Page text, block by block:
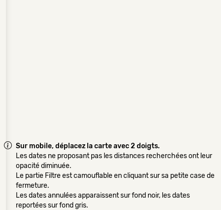
Sur mobile, déplacez la carte avec 2 doigts.
Les dates ne proposant pas les distances recherchées ont leur
opacité diminuée.
Le partie Filtre est camouflable en cliquant sur sa petite case de
fermeture.
Les dates annulées apparaissent sur fond noir, les dates
reportées sur fond gris.